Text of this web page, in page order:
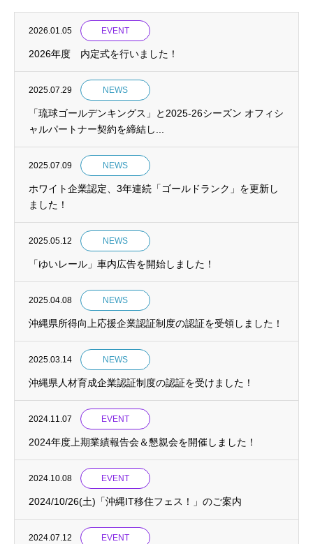
2026.01.05 EVENT
2026年度 内定式を行いました！
2025.07.29 NEWS
「琉球ゴールデンキングス」と2025-26シーズン オフィシ
ャルパートナー契約を締結し...
2025.07.09 NEWS
ホワイト企業認定、3年連続「ゴールドランク」を更新し
ました！
2025.05.12 NEWS
「ゆいレール」車内広告を開始しました！
2025.04.08 NEWS
沖縄県所得向上応援企業認証制度の認証を受領しました！
2025.03.14 NEWS
沖縄県人材育成企業認証制度の認証を受けました！
2024.11.07 EVENT
2024年度上期業績報告会＆懇親会を開催しました！
2024.10.08 EVENT
2024/10/26(土)「沖縄IT移住フェス！」のご案内
2024.07.12 EVENT